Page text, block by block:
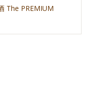
The PREMIUM